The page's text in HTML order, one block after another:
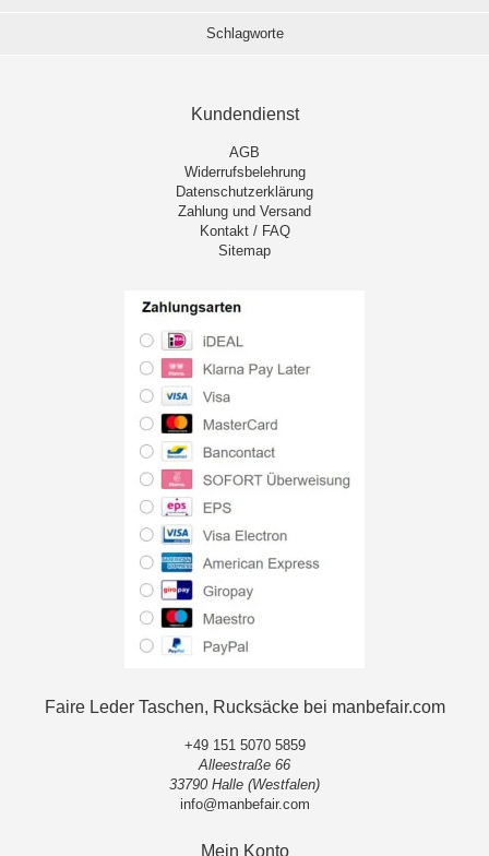
Schlagworte
Kundendienst
AGB
Widerrufsbelehrung
Datenschutzerklärung
Zahlung und Versand
Kontakt / FAQ
Sitemap
Faire Leder Taschen, Rucksäcke bei manbefair.com
+49 151 5070 5859
Alleestraße 66
33790 Halle (Westfalen)
info@manbefair.com
Mein Konto